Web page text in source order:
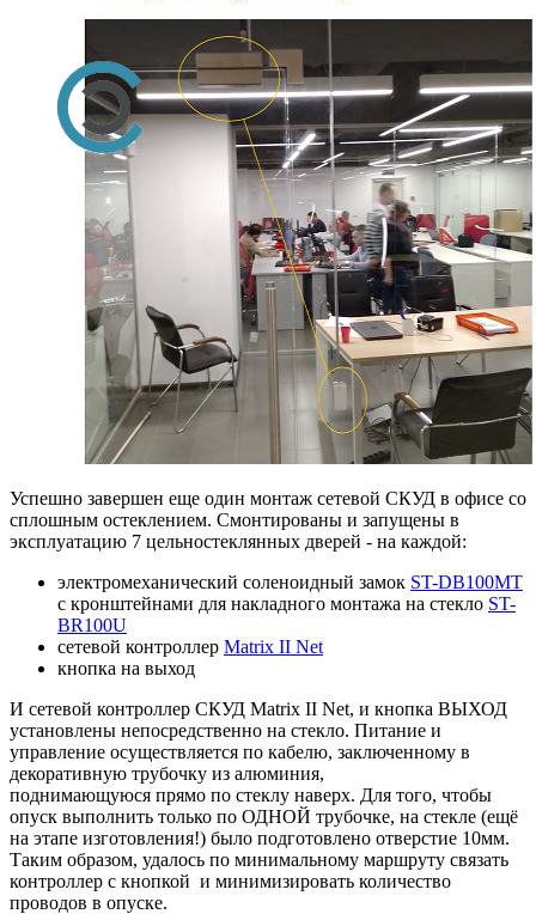
Успешно завершен еще один монтаж сетевой СКУД в офисе со
сплошным остеклением. Смонтированы и запущены в
эксплуатацию 7 цельностеклянных дверей - на каждой:
электромеханический соленоидный замок ST-DB100MT
с кронштейнами для накладного монтажа на стекло ST-
BR100U
сетевой контроллер Matrix II Net
кнопка на выход
И сетевой контроллер СКУД Matrix II Net, и кнопка ВЫХОД
установлены непосредственно на стекло. Питание и
управление осуществляется по кабелю, заключенному в
декоративную трубочку из алюминия,
поднимающуюся прямо по стеклу наверх. Для того, чтобы
опуск выполнить только по ОДНОЙ трубочке, на стекле (ещё
на этапе изготовления!) было подготовлено отверстие 10мм.
Таким образом, удалось по минимальному маршруту связать
контроллер с кнопкой и минимизировать количество
проводов в опуске.